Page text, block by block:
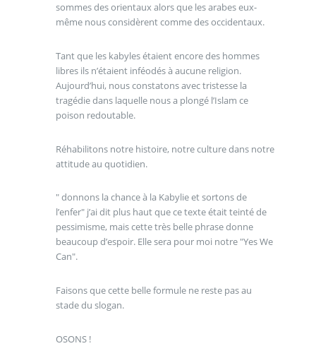
sommes des orientaux alors que les arabes eux-
même nous considèrent comme des occidentaux.
Tant que les kabyles étaient encore des hommes
libres ils n’étaient inféodés à aucune religion.
Aujourd’hui, nous constatons avec tristesse la
tragédie dans laquelle nous a plongé l’Islam ce
poison redoutable.
Réhabilitons notre histoire, notre culture dans notre
attitude au quotidien.
" donnons la chance à la Kabylie et sortons de
l’enfer" j’ai dit plus haut que ce texte était teinté de
pessimisme, mais cette très belle phrase donne
beaucoup d’espoir. Elle sera pour moi notre "Yes We
Can".
Faisons que cette belle formule ne reste pas au
stade du slogan.
OSONS !